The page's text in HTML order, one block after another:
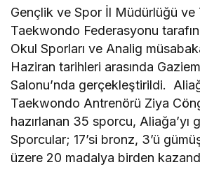
Gençlik ve Spor İl Müdürlüğü ve
Taekwondo Federasyonu
Okul Sporları ve Analig
Haziran tarihleri arasında
Salonu’nda gerçekleştirildi.
Taekwondo Antrenörü Ziya
hazırlanan 35 sporcu, Aliağa’yı
Sporcular; 17’si bronz, 3’ü
üzere 20 madalya birden